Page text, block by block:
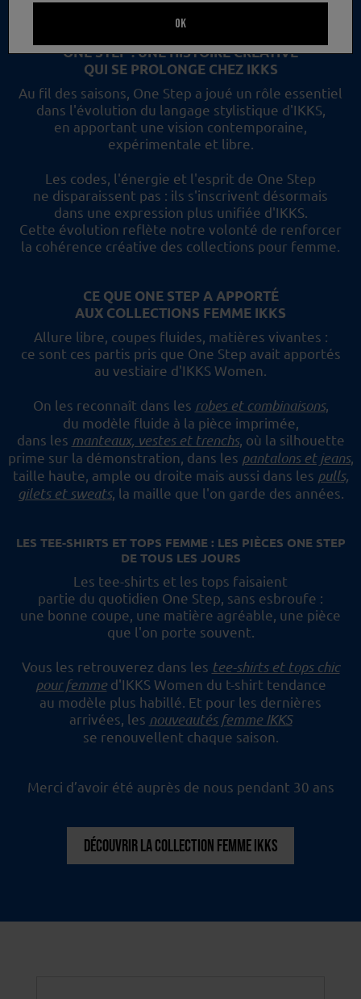
ONE STEP : UNE HISTOIRE CRÉATIVE
QUI SE PROLONGE CHEZ IKKS
Au fil des saisons, One Step a joué un rôle essentiel
dans l'évolution du langage stylistique d'IKKS,
en apportant une vision contemporaine,
expérimentale et libre.
Les codes, l'énergie et l'esprit de One Step
ne disparaissent pas : ils s'inscrivent désormais
dans une expression plus unifiée d'IKKS.
Cette évolution reflète notre volonté de renforcer
la cohérence créative des collections pour femme.
CE QUE ONE STEP A APPORTÉ
AUX COLLECTIONS FEMME IKKS
Allure libre, coupes fluides, matières vivantes :
ce sont ces partis pris que One Step avait apportés
au vestiaire d'IKKS Women.
On les reconnaît dans les robes et combinaisons,
du modèle fluide à la pièce imprimée,
dans les manteaux, vestes et trenchs, où la silhouette
prime sur la démonstration, dans les pantalons et jeans,
taille haute, ample ou droite mais aussi dans les pulls,
gilets et sweats, la maille que l'on garde des années.
LES TEE-SHIRTS ET TOPS FEMME : LES PIÈCES ONE STEP
DE TOUS LES JOURS
Les tee-shirts et les tops faisaient
partie du quotidien One Step, sans esbroufe :
une bonne coupe, une matière agréable, une pièce
que l'on porte souvent.
Vous les retrouverez dans les tee-shirts et tops chic
pour femmed'IKKS Women du t-shirt tendance
au modèle plus habillé. Et pour les dernières
arrivées, les nouveautés femme IKKS
se renouvellent chaque saison.
Merci d’avoir été auprès de nous pendant 30 ans
DÉCOUVRIR LA COLLECTION FEMME IKKS
OK